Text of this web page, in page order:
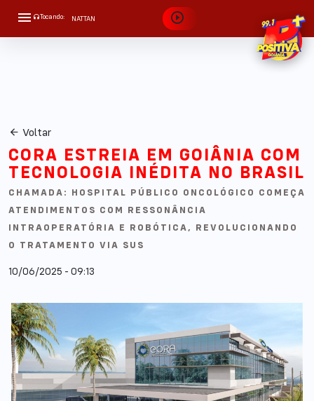
Tocando:
NATTAN
Voltar
CORA ESTREIA EM GOIÂNIA COM
TECNOLOGIA INÉDITA NO BRASIL
CHAMADA: HOSPITAL PÚBLICO ONCOLÓGICO COMEÇA
ATENDIMENTOS COM RESSONÂNCIA
INTRAOPERATÓRIA E ROBÓTICA, REVOLUCIONANDO
O TRATAMENTO VIA SUS
10/06/2025 - 09:13